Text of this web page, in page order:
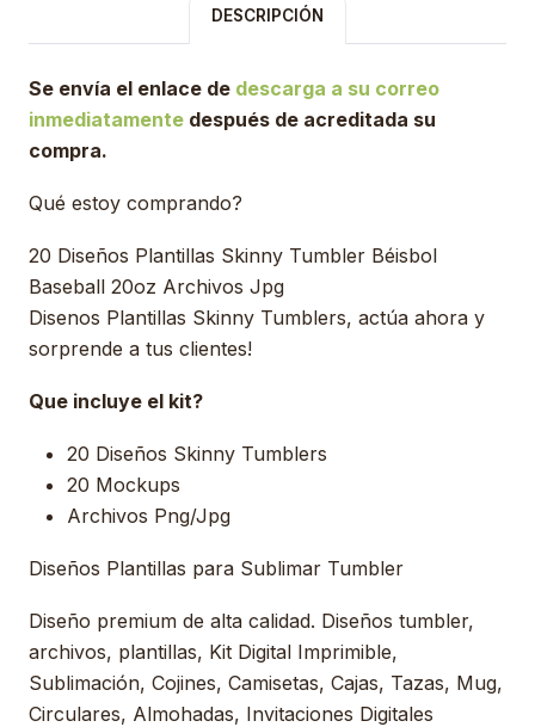
DESCRIPCIÓN
Se envía el enlace de descarga a su correo
inmediatamente después de acreditada su
compra.
Qué estoy comprando?
20 Diseños Plantillas Skinny Tumbler Béisbol
Baseball 20oz Archivos Jpg
Disenos Plantillas Skinny Tumblers, actúa ahora y
sorprende a tus clientes!
Que incluye el kit?
20 Diseños Skinny Tumblers
20 Mockups
Archivos Png/Jpg
Diseños Plantillas para Sublimar Tumbler
Diseño premium de alta calidad. Diseños tumbler,
archivos, plantillas, Kit Digital Imprimible,
Sublimación, Cojines, Camisetas, Cajas, Tazas, Mug,
Circulares, Almohadas, Invitaciones Digitales